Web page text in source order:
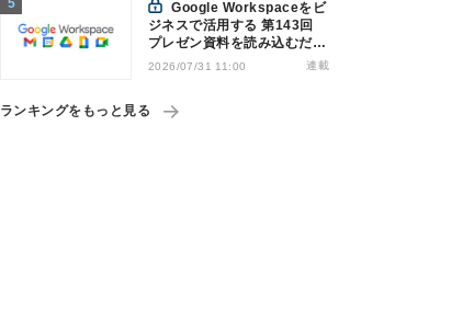
Google Workspaceをビ
ジネスで活用する 第143回
プレゼン資料を読み込むだけ
でナレーション付き動画を作
2026/07/31 11:00 連載
ランキングをもっと見る